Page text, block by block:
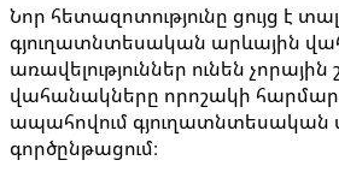
Նոր հետազոտությունը ցույց է
գյուղատնտեսական արևային
առավելություններ ունեն չորային
վահանակները որոշակի
ապահովում գյուղատնտեսական
գործընթացում։